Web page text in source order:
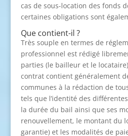
cas de sous-location des fonds
certaines obligations sont
Que contient-il ?
Très souple en termes de
professionnel est rédigé
parties (le bailleur et le
contrat contient généralement
communes à la rédaction de
tels que l’identité des
la durée du bail ainsi que ses
renouvellement, le montant du
garantie) et les modalités de